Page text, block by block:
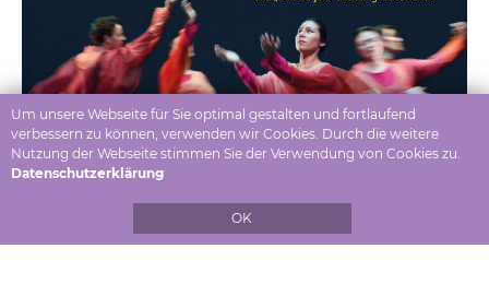
Um unsere Webseite für Sie optimal gestalten und fortlaufend
verbessern zu können, verwenden wir Cookies. Durch die weitere
Nutzung der Webseite stimmen Sie der Verwendung von Cookies zu.
Datenschutzerklärung
OK